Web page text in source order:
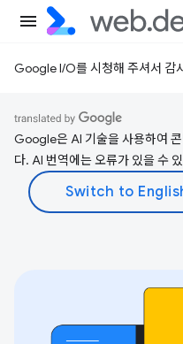
Google I/O를 시청해 주셔서 감
Google은 AI 기술을 사용하여
다. AI 번역에는 오류가 있을 수